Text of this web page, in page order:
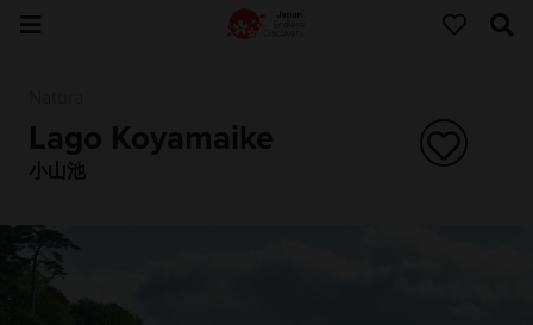
Lago Koyamaike
小山池